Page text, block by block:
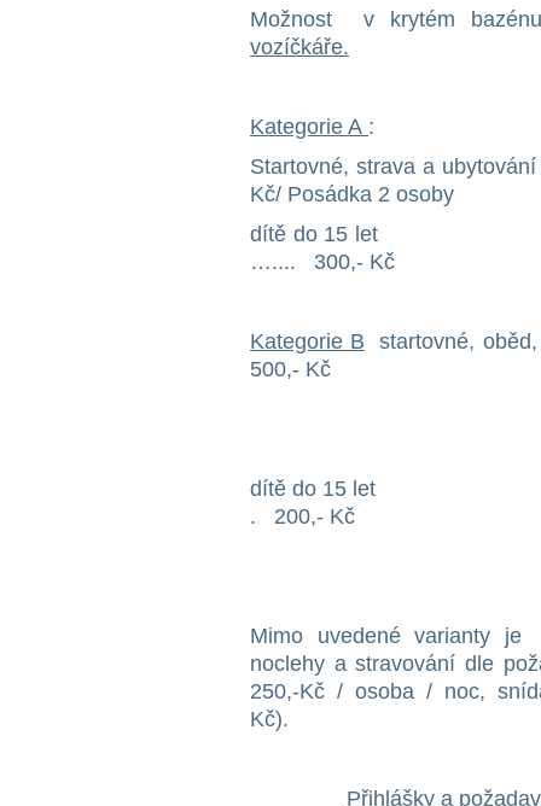
Možnost v krytém
vozíčkáře.
Kategorie A :
Startovné, strava a
Kč/ Posádka 2 osoby
dítě
….... 300,- Kč
Kategorie B startovné,
500,- Kč
dítě
. 200,- Kč
Mimo uvedené varianty
noclehy a stravování dle
250,-Kč / osoba / noc,
Přihlášky a